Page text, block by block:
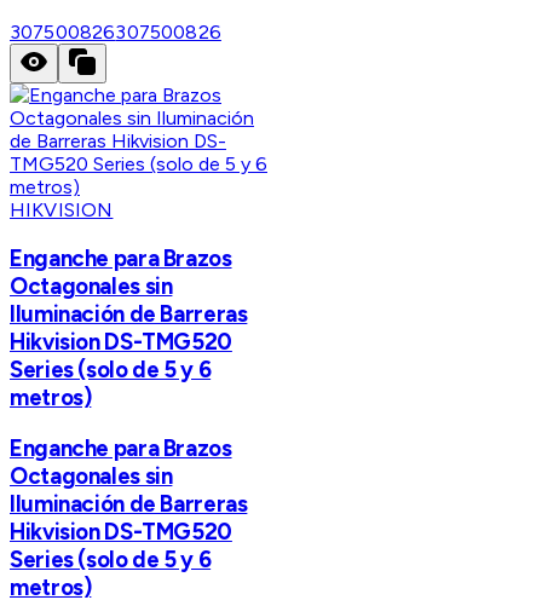
307500826307500826
HIKVISION
Enganche para Brazos
Octagonales sin
Iluminación de Barreras
Hikvision DS-TMG520
Series (solo de 5 y 6
metros)
Enganche para Brazos
Octagonales sin
Iluminación de Barreras
Hikvision DS-TMG520
Series (solo de 5 y 6
metros)